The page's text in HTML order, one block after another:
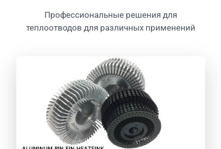
Профессиональные решения для
теплоотводов для различных применений